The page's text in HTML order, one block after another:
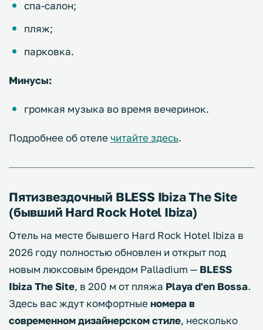
спа-салон;
пляж;
парковка.
Минусы:
громкая музыка во время вечеринок.
Подробнее об отеле читайте здесь.
Пятизвездочный BLESS Ibiza The Site
(бывший Hard Rock Hotel Ibiza)
Отель на месте бывшего Hard Rock Hotel Ibiza в
2026 году полностью обновлен и открыт под
новым люксовым брендом Palladium — BLESS
Ibiza The Site, в 200 м от пляжа Playa d'en Bossa.
Здесь вас ждут комфортные номера в
современном дизайнерском стиле, несколько